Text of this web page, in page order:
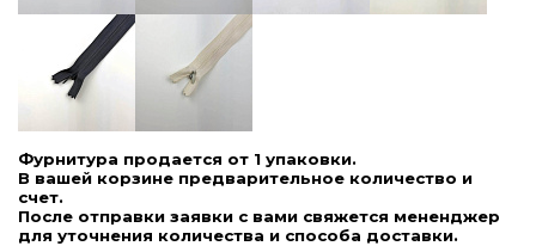
Фурнитура продается от 1 упаковки.
В вашей корзине предварительное количество и
счет.
После отправки заявки с вами свяжется мененджер
для уточнения количества и способа доставки.